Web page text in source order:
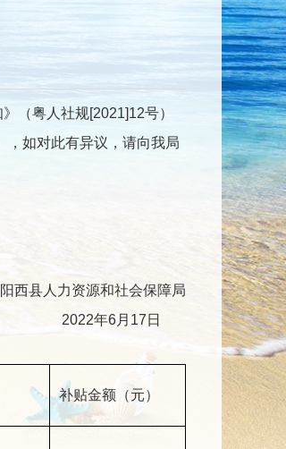
（粤人社规[2021]12号）
，如对此有异议，请向我局
阳西县人力资源和社会保障局
2022年6月17日
补贴金额（元）